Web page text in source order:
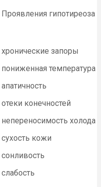
Проявления гипотиреоза
хронические запоры
пониженная температура
апатичность
отеки конечностей
непереносимость холода
сухость кожи
сонливость
слабость